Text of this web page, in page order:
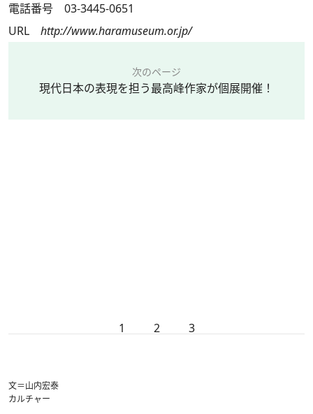
電話番号 03-3445-0651
URL http://www.haramuseum.or.jp/
次のページ
現代日本の表現を担う最高峰作家が個展開催！
1 2 3
文＝山内宏泰
カルチャー